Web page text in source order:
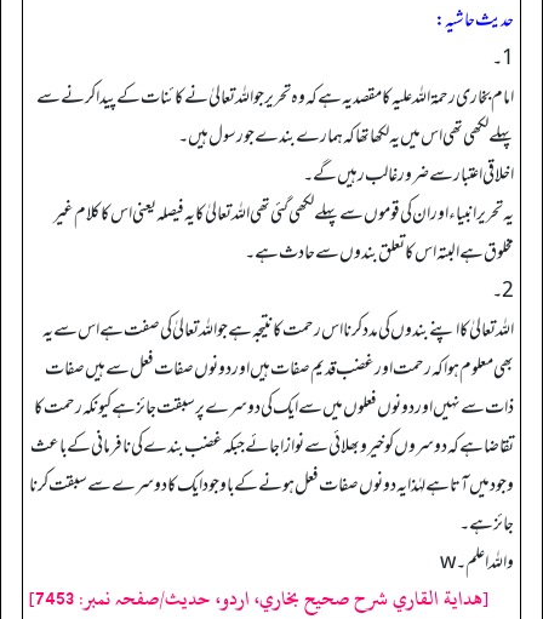
حدیث حاشیہ:
1۔
امام بخاری رحمۃ اللہ علیہ کا مقصد یہ ہے کہ وہ تحریر جو اللہ تعالیٰ نے کائنات کے پیدا کرنے سے
پہلے لکھی تھی اس میں یہ لکھا تھا کہ ہمارے بندے جو رسول ہیں۔
اخلاقی اعتبار سے ضرور غالب رہیں گے۔
یہ تحریر انبیاء اور ان کی قوموں سے پہلے لکھی گئی تھی اللہ تعالیٰ کا یہ فیصلہ یعنی اس کا کلام غیر
مخلوق ہے البتہ اس کا تعلق بندوں سے حادث ہے۔
2۔
اللہ تعالیٰ کا اپنے بندوں کی مدد کرنا اس رحمت کا نتیجہ ہے جو اللہ تعالیٰ کی صفت ہے اس سے یہ
بھی معلوم ہوا کہ رحمت اور غضب قدیم صفات ہیں اور دونوں صفات فعل سے ہیں صفات
ذات سے نہیں اور دونوں فعلوں میں سے ایک کی دوسرے پر سبقت جائز ہے کیونکہ رحمت کا
تقاضا ہے کہ دوسروں کو خیر و بھلائی سے نوازا جائے جبکہ غضب بندے کی نا فرمانی کے باعث
وجود میں آتا ہے لہٰذا یہ دونوں صفات فعل ہونے کے باوجود ایک کا دوسرے سے سبقت کرنا
جائز ہے۔
واللہ اعلم۔w
[هداية القاري شرح صحيح بخاري، اردو، حدیث/صفحہ نمبر: 7453]